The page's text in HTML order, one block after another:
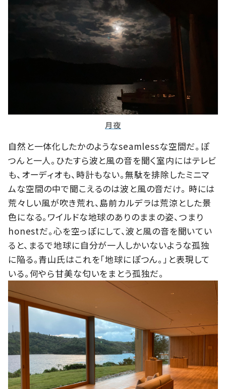
月夜
自然と一体化したかのようなseamlessな空間だ。ぽ
つんと一人。ひたすら波と風の音を聞く室内にはテレビ
も、オーディオも、時計もない。無駄を排除したミニマ
ムな空間の中で聞こえるのは波と風の音だけ。 時には
荒々しい風が吹き荒れ、島前カルデラは荒涼とした景
色になる。ワイルドな地球のありのままの姿、つまり
honestだ。心を空っぽにして、波と風の音を聞いてい
ると、まるで地球に自分が一人しかいないような孤独
に陥る。青山氏はこれを「地球にぽつん。」と表現して
いる。何やら甘美な匂いをまとう孤独だ。